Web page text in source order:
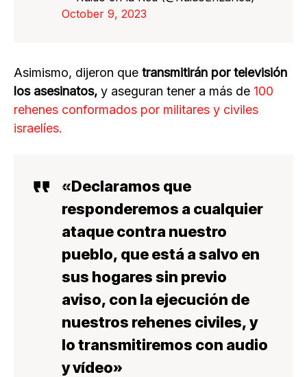
October 9, 2023
Asimismo, dijeron que transmitirán por televisión
los asesinatos, y aseguran tener a más de 100
rehenes conformados por militares y civiles
israelíes.
«Declaramos que
responderemos a cualquier
ataque contra nuestro
pueblo, que está a salvo en
sus hogares sin previo
aviso, con la ejecución de
nuestros rehenes civiles, y
lotransmitiremos con audio
y vídeo»